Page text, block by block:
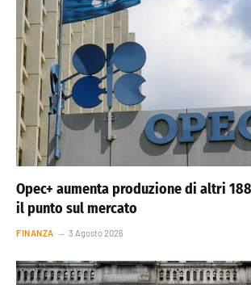
Opec+ aumenta produzione di altri
il punto sul mercato
FINANZA 3 Agosto 2026